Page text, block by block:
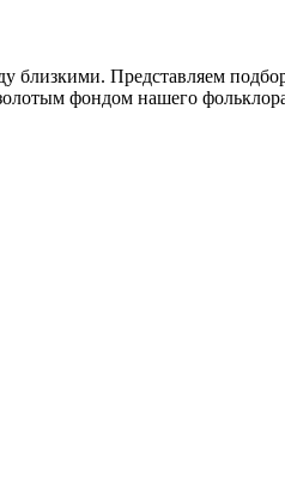
близкими. Представляем
фондом нашего